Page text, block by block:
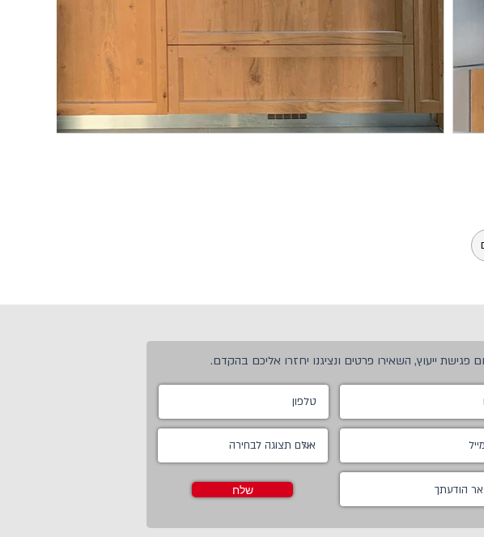
פגישת ייעוץ, השאירו פרטים ונציגנו יחזרו אליכם בהקדם.
שלח